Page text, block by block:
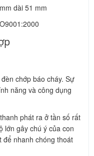
dài 51 mm
chớp báo cháy. Sự
năng và công dụng
phát ra ở tần số rất
lớn gây chú ý của con
để nhanh chóng thoát